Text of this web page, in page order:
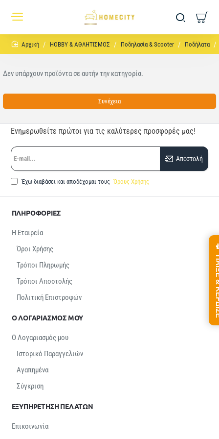
homeHOBBY & ΑΘΛΗΤΙΣΜΟΣ Ποδηλασία & Scooter Ποδήλατα
Δεν υπάρχουν προϊόντα σε αυτήν την κατηγορία.
Συνέχεια
Ενημερωθείτε πρώτοι για τις καλύτερες προσφορές μας!
E-
mail...
Αποστολή
Έχω διαβάσει και αποδέχομαι τους Όρους Χρήσης
ΠΛΗΡΟΦΟΡΙΕΣ
Η Εταιρεία
Όροι Χρήσης
Τρόποι Πληρωμής
Τρόποι Αποστολής
Πολιτική Επιστροφών
Ο ΛΟΓΑΡΙΑΣΜΟΣ ΜΟΥ
Ο Λογαριασμός μου
Ιστορικό Παραγγελιών
Αγαπημένα
Σύγκριση
ΕΞΥΠΗΡΕΤΗΣΗ ΠΕΛΑΤΩΝ
Επικοινωνία